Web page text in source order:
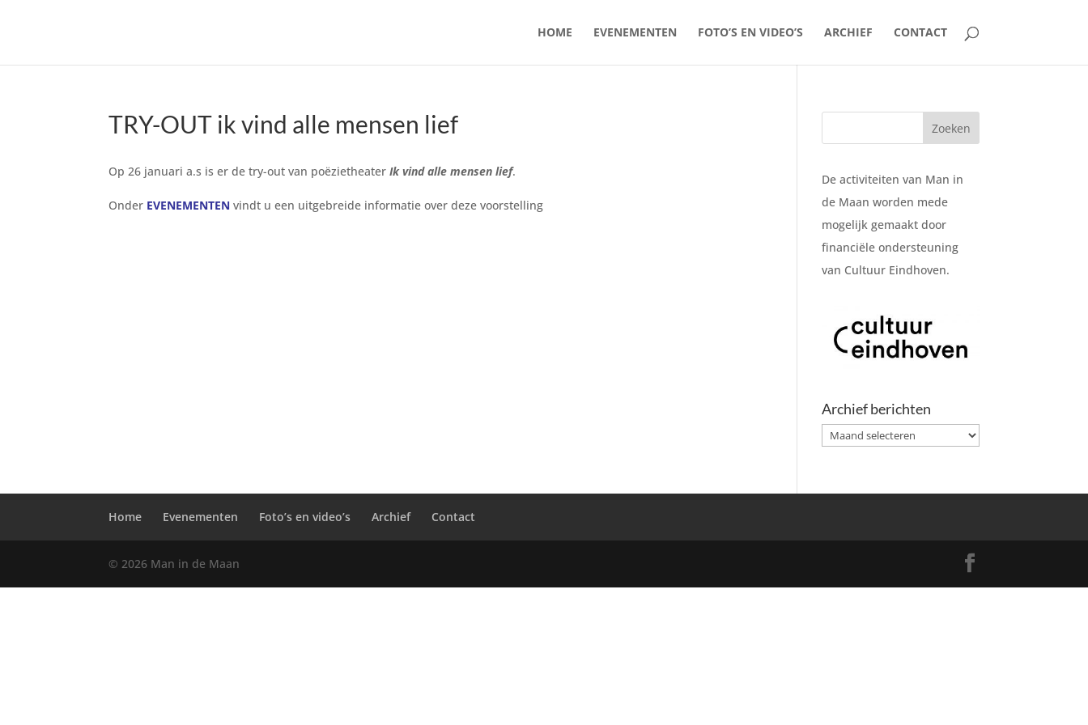
HOME EVENEMENTEN FOTO’S EN VIDEO’S ARCHIEF CONTACT
TRY-OUT ik vind alle mensen lief
Op 26 januari a.s is er de try-out van poëzietheaterIk vind alle mensen lief.
Onder EVENEMENTEN vindt u een uitgebreide informatie over deze voorstelling
De activiteiten van Man in
de Maan worden mede
mogelijk gemaakt door
financiële ondersteuning
van Cultuur Eindhoven.
Archief berichten
Archief
Home Evenementen Foto’s en video’s Archief Contact
© 2026 Man in de Maan